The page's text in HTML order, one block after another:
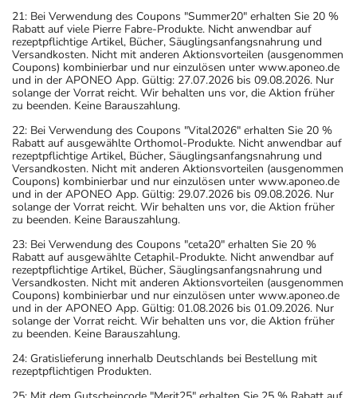
Ihren Arzt oder Apotheker nach etwaigen Auswirkungen
oder Vorsichtsmaßnahmen.
Eine vom Arzt verordnete Dosierung kann von den
Angaben der Packungsbeilage abweichen. Da der Arzt sie
nach seinen Anweisungen anwenden.
Aufbewahrung
Aufbewahrung
Das Arzneimittel muss vor Hitze geschützt aufbewahrt
werden.
Wichtige Hinweise
Was sollten Sie beachten?
- Vorsicht: Das Reaktionsvermögen kann auch bei
Achten Sie vor allem darauf, wenn Sie am Straßenverkehr
21: Bei Verwendung des Coupons "Summer20" erhalten Sie 20 %
Rabatt auf viele Pierre Fabre-Produkte. Nicht anwendbar auf
rezeptpflichtige Artikel, Bücher, Säuglingsanfangsnahrung und
Versandkosten. Nicht mit anderen Aktionsvorteilen (ausgenommen
Coupons) kombinierbar und nur einzulösen unter www.aponeo.de
und in der APONEO App. Gültig: 27.07.2026 bis 09.08.2026. Nur
solange der Vorrat reicht. Wir behalten uns vor, die Aktion früher
zu beenden. Keine Barauszahlung.
22: Bei Verwendung des Coupons "Vital2026" erhalten Sie 20 %
Rabatt auf ausgewählte Orthomol-Produkte. Nicht anwendbar auf
rezeptpflichtige Artikel, Bücher, Säuglingsanfangsnahrung und
Versandkosten. Nicht mit anderen Aktionsvorteilen (ausgenommen
Coupons) kombinierbar und nur einzulösen unter www.aponeo.de
und in der APONEO App. Gültig: 29.07.2026 bis 09.08.2026. Nur
solange der Vorrat reicht. Wir behalten uns vor, die Aktion früher
zu beenden. Keine Barauszahlung.
23: Bei Verwendung des Coupons "ceta20" erhalten Sie 20 %
Rabatt auf ausgewählte Cetaphil-Produkte. Nicht anwendbar auf
rezeptpflichtige Artikel, Bücher, Säuglingsanfangsnahrung und
Versandkosten. Nicht mit anderen Aktionsvorteilen (ausgenommen
Coupons) kombinierbar und nur einzulösen unter www.aponeo.de
und in der APONEO App. Gültig: 01.08.2026 bis 01.09.2026. Nur
solange der Vorrat reicht. Wir behalten uns vor, die Aktion früher
zu beenden. Keine Barauszahlung.
24: Gratislieferung innerhalb Deutschlands bei Bestellung mit
rezeptpflichtigen Produkten.